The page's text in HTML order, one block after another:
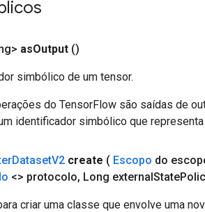
asOutput ()
simbólico de um tensor.
do TensorFlow são saídas de
identificador simbólico que
DatasetV2 create ( Escopo do
<> protocolo, Long externalState
criar uma classe que envolve uma